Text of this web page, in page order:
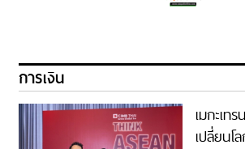
การเงิน
เมกะเท
เปลี่ยนโ